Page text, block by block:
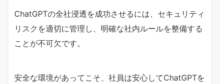
ChatGPTの全社浸透を成功させるには、セキュリティ
リスクを適切に管理し、明確な社内ルールを整備する
ことが不可欠です。
安全な環境があってこそ、社員は安心してChatGPTを